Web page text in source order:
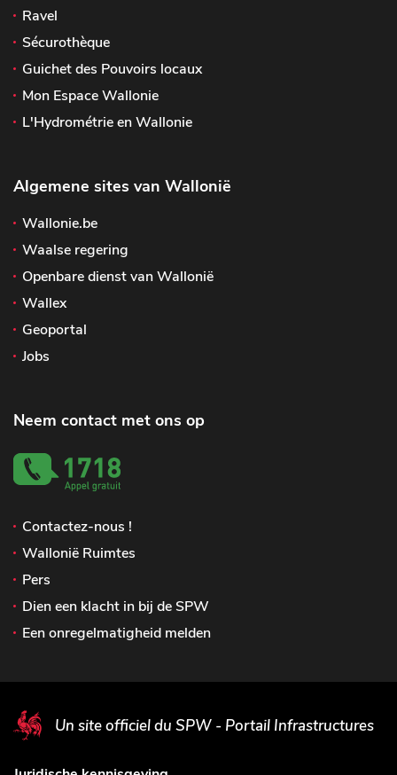
Ravel
Sécurothèque
Guichet des Pouvoirs locaux
Mon Espace Wallonie
L'Hydrométrie en Wallonie
Algemene sites van Wallonië
Wallonie.be
Waalse regering
Openbare dienst van Wallonië
Wallex
Geoportal
Jobs
Neem contact met ons op
Contactez-nous !
Wallonië Ruimtes
Pers
Dien een klacht in bij de SPW
Een onregelmatigheid melden
Un site officiel du SPW - Portail Infrastructures